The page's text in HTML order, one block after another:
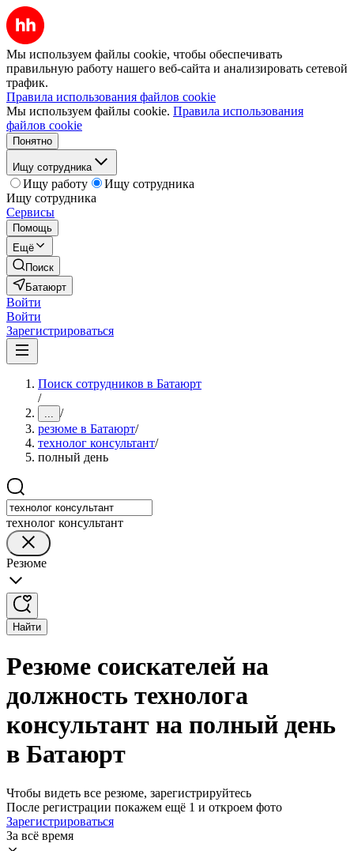
Мы используем файлы cookie, чтобы обеспечивать
правильную работу нашего веб-сайта и анализировать сетевой
трафик.
Правила использования файлов cookie
Мы используем файлы cookie. Правила использования
файлов cookie
Понятно
Ищу сотрудника
Ищу работу
Ищу сотрудника
Ищу сотрудника
Сервисы
Помощь
Ещё
Поиск
Батаюрт
Войти
Войти
Зарегистрироваться
Поиск сотрудников в Батаюрт
/
... /
резюме в Батаюрт/
технолог консультант/
полный день
технолог консультант
Резюме
Найти
Резюме соискателей на
должность технолога
консультант на полный день
в Батаюрт
Чтобы видеть все резюме, зарегистрируйтесь
После регистрации покажем ещё 1 и откроем фото
Зарегистрироваться
За всё время